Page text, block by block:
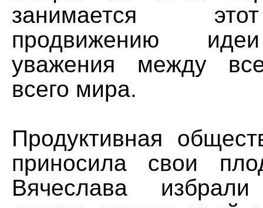
занимается
продвижению
уважения между
всего мира.
Продуктивная
приносила свои
Вячеслава